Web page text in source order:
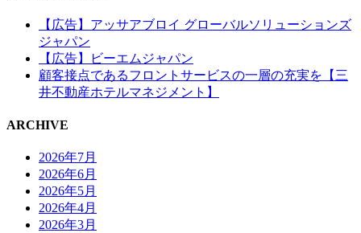
【広告】アッサアブロイ グローバルソリューションズ
ジャパン
【広告】ビーエムジャパン
顧客接点であるフロントサービスの一層の充実を【三
井不動産ホテルマネジメント】
ARCHIVE
2026年7月
2026年6月
2026年5月
2026年4月
2026年3月